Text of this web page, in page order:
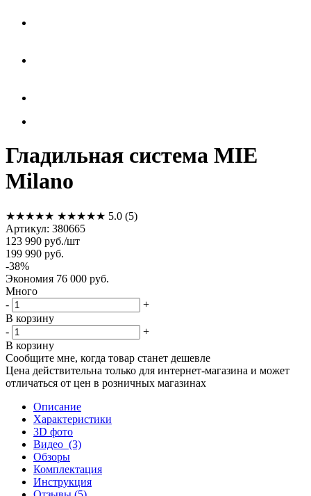
Гладильная система MIE
Milano
★★★★★ ★★★★★ 5.0 (5)
Артикул: 380665
123 990 руб./шт
199 990 руб.
-38%
Экономия 76 000 руб.
Много
-
+
В корзину
-
+
В корзину
Сообщите мне, когда товар станет дешевле
Цена действительна только для интернет-магазина и может
отличаться от цен в розничных магазинах
Описание
Характеристики
3D фото
Видео (3)
Обзоры
Комплектация
Инструкция